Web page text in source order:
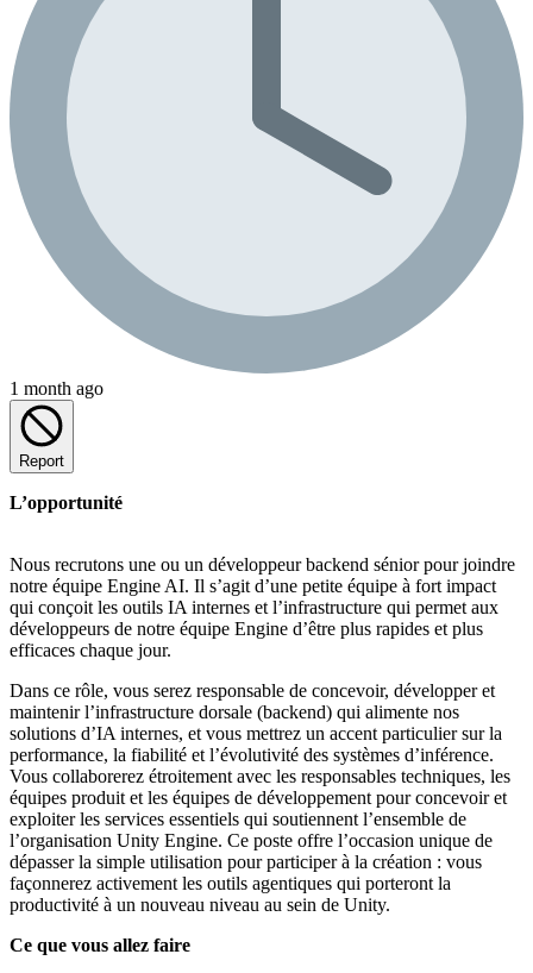
1 month ago
Report
L’opportunité
Nous recrutons une ou un développeur backend sénior pour joindre
notre équipe Engine AI. Il s’agit d’une petite équipe à fort impact
qui conçoit les outils IA internes et l’infrastructure qui permet aux
développeurs de notre équipe Engine d’être plus rapides et plus
efficaces chaque jour.
Dans ce rôle, vous serez responsable de concevoir, développer et
maintenir l’infrastructure dorsale (backend) qui alimente nos
solutions d’IA internes, et vous mettrez un accent particulier sur la
performance, la fiabilité et l’évolutivité des systèmes d’inférence.
Vous collaborerez étroitement avec les responsables techniques, les
équipes produit et les équipes de développement pour concevoir et
exploiter les services essentiels qui soutiennent l’ensemble de
l’organisation Unity Engine. Ce poste offre l’occasion unique de
dépasser la simple utilisation pour participer à la création : vous
façonnerez activement les outils agentiques qui porteront la
productivité à un nouveau niveau au sein de Unity.
Ce que vous allez faire